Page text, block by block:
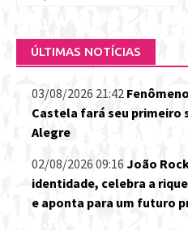
ÚLTIMAS NOTÍCIAS
03/08/2026 21:42
Castela fará seu primeiro
Alegre
02/08/2026 09:16 João
identidade, celebra a
e aponta para um futuro